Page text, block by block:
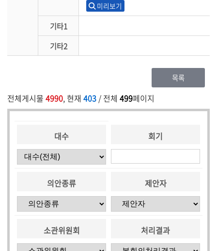
미리보기
기타1
기타2
목록
전체게시물 4990, 현재 403 / 전체 499페이지
대수 회기
의안종류 제안자
소관위원회 처리결과